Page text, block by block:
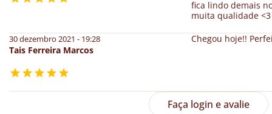
fica lindo demais
muita qualidade <3
30 dezembro 2021 - 19:28
Tais Ferreira Marcos
Chegou hoje!!
Faça login e avalie